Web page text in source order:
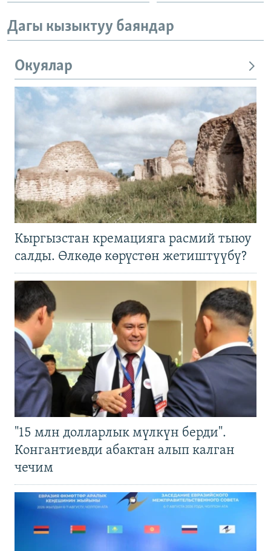
Дагы кызыктуу баяндар
Окуялар
Кыргызстан кремацияга расмий тыюу
салды. Өлкөдө көрүстөн жетиштүүбү?
"15 млн долларлык мүлкүн берди".
Конгантиевди абактан алып калган
чечим